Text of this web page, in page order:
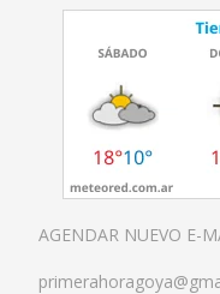
AGENDAR NUEVO E-